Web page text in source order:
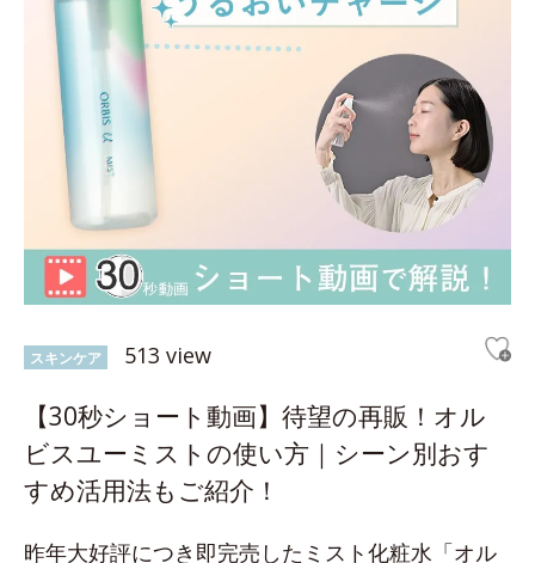
スキンケア 513 view
【30秒ショート動画】待望の再販！オル
ビスユーミストの使い方｜シーン別おす
すめ活用法もご紹介！
昨年大好評につき即完売したミスト化粧水「オル